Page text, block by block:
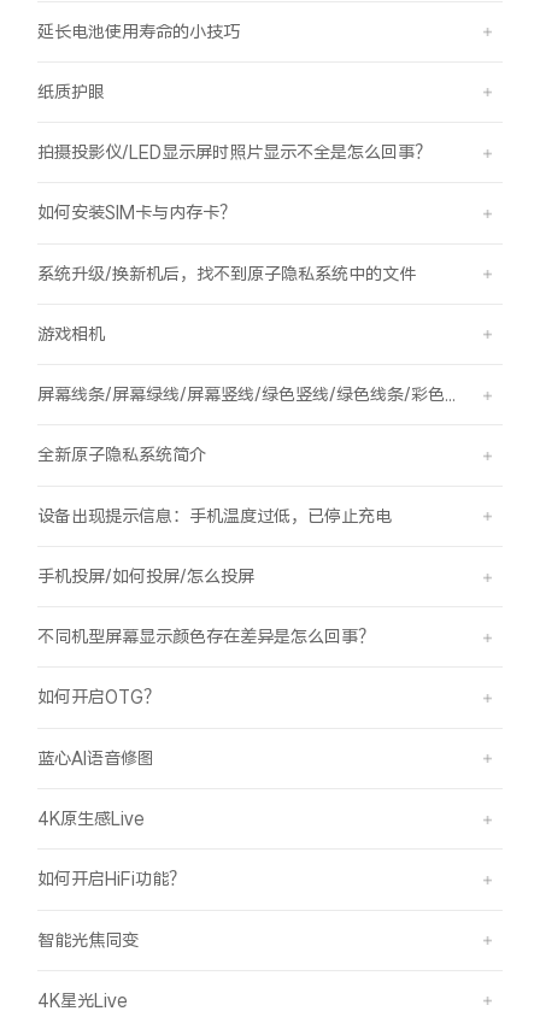
延长电池使用寿命的小技巧
纸质护眼
拍摄投影仪/LED显示屏时照片显示不全是怎么回事？
如何安装SIM卡与内存卡？
系统升级/换新机后，找不到原子隐私系统中的文件
游戏相机
全新原子隐私系统简介
设备出现提示信息：手机温度过低，已停止充电
手机投屏/如何投屏/怎么投屏
不同机型屏幕显示颜色存在差异是怎么回事？
如何开启OTG？
蓝心AI语音修图
4K原生感Live
如何开启HiFi功能？
智能光焦同变
4K星光Live